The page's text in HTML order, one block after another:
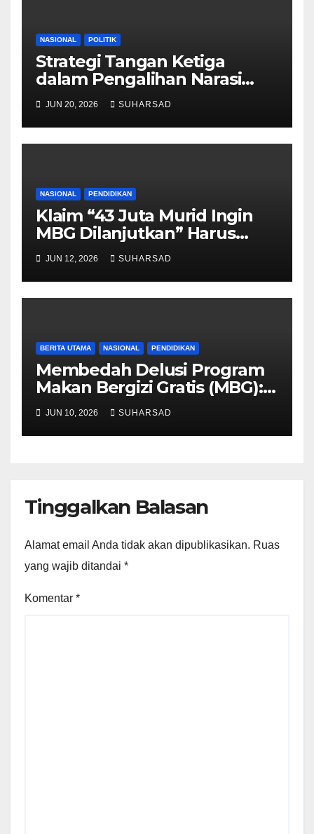
NASIONAL POLITIK
Strategi Tangan Ketiga
dalam Pengalihan Narasi
Kebijakan Publik
JUN 20, 2026 SUHARSAD
NASIONAL PENDIDIKAN
Klaim “43 Juta Murid Ingin
MBG Dilanjutkan” Harus
Dibuka Metodologinya,
Bukan Sekadar Angka Politik
JUN 12, 2026 SUHARSAD
BERITA UTAMA NASIONAL PENDIDIKAN
Membedah Delusi Program
Makan Bergizi Gratis (MBG):
Cacat Konseptual, Politisasi
Fiskal, dan Penghancuran
Sendi Ekonomi Rakyat
JUN 10, 2026 SUHARSAD
Tinggalkan Balasan
Alamat email Anda tidak akan dipublikasikan. Ruas
yang wajib ditandai *
Komentar *